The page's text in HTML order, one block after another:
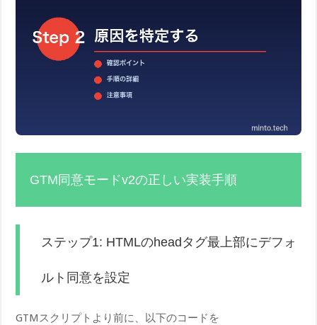
GTM同意モードv2の正しい実装手順
ステップ1: HTMLのheadタグ最上部にデフォ
ルト同意を設定
GTMスクリプトより前に、以下のコードを